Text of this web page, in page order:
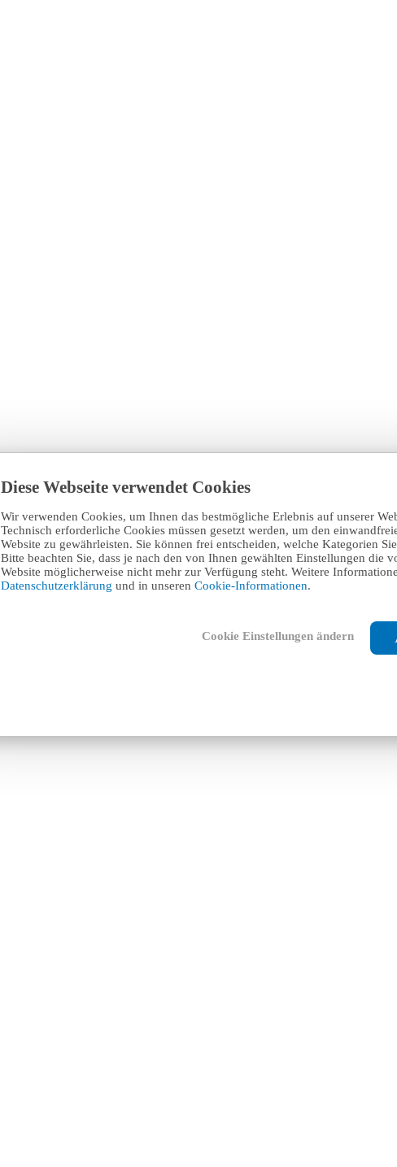
Diese Webseite verwendet Cookies
Wir verwenden Cookies, um Ihnen das bestmögliche Erlebnis auf unserer
Technisch erforderliche Cookies müssen gesetzt werden, um den
Website zu gewährleisten. Sie können frei entscheiden, welche Kategorien
Bitte beachten Sie, dass je nach den von Ihnen gewählten Einstellungen die
Website möglicherweise nicht mehr zur Verfügung steht. Weitere
Datenschutzerklärung und in unseren Cookie-Informationen.
Cookie Einstellungen ändern